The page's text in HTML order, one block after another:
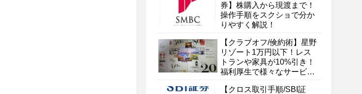
券】株購入から現渡まで！
操作手順をスクショで分か
りやすく解説！
【クラブオフ/倹約術】星野
リゾート1万円以下！レス
トランや家具が10%引き！
福利厚生で様々なサービス
【クロス取引手順/SBI証